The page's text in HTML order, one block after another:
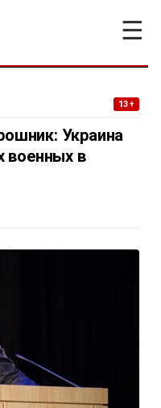
☰
13+
Украина
военных в